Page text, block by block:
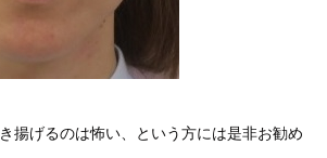
揚げるのは怖い、という方には是非お勧め